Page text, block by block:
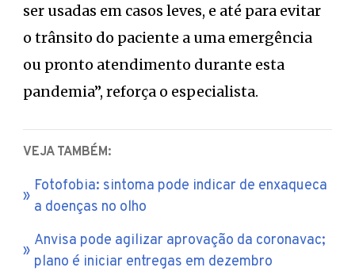
ser usadas em casos leves, e até para evitar
o trânsito do paciente a uma emergência
ou pronto atendimento durante esta
pandemia”, reforça o especialista.
VEJA TAMBÉM:
Fotofobia: sintoma pode indicar de enxaqueca
a doenças no olho
Anvisa pode agilizar aprovação da coronavac;
plano é iniciar entregas em dezembro